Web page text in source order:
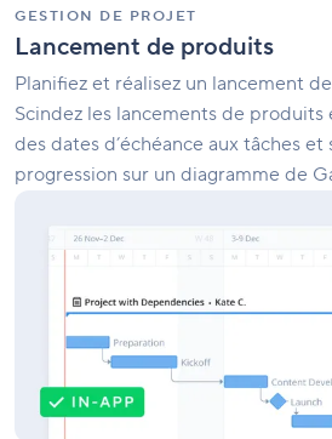
GESTION DE PROJET
Lancement de produits
Planifiez et réalisez un lancement
Scindez les lancements de produits
des dates d’échéance aux tâches et
progression sur un diagramme de
projet